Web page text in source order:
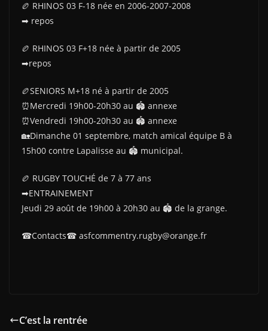
🏉 RHINOS 03 F-18 née en 2006-2007-2008
➡ repos
🏉 RHINOS 03 F+18 née à partir de 2005
➡repos
🏉SENIORS M+18 né à partir de 2005
⏰Mercredi 19h00-20h30 au 🏟 annexe
⏰Vendredi 19h00-20h30 au 🏟 annexe
🏡Dimanche 01 septembre, match amical équipe B à
15h00 contre Lapalisse au 🏟 municipal.
🏉 RUGBY TOUCHÉ de 7 à 77 ans
➡ENTRAINEMENT
Jeudi 29 août de 19h00 à 20h30 au 🏟 de la grange.
☎Contacts☎ asfcommentry.rugby@orange.fr
C’est la rentrée